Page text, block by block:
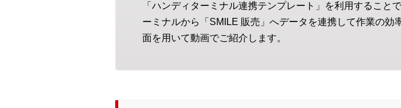
「ハンディターミナル連携テンプレート」を利用するこ
ーミナルから「SMILE 販売」へデータを連携して作業の
面を用いて動画でご紹介します。